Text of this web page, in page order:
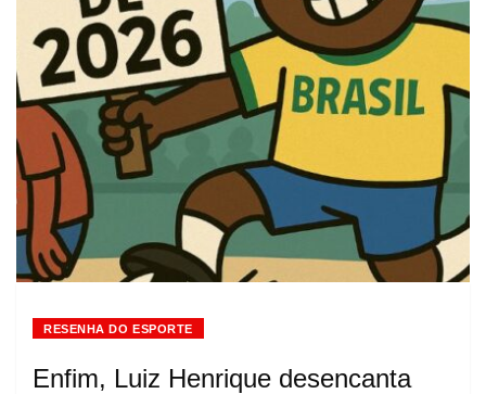
RESENHA DO ESPORTE
Enfim, Luiz Henrique desencanta